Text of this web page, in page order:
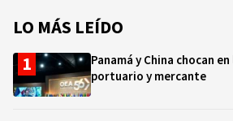
LO MÁS LEÍDO
Panamá y China chocan
portuario y mercante